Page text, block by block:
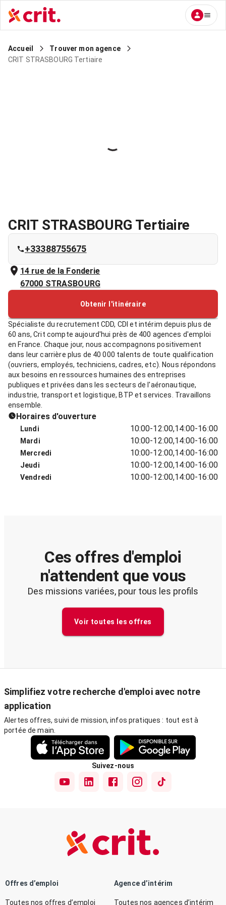
Accueil
Trouver mon agence
CRIT STRASBOURG Tertiaire
CRIT STRASBOURG Tertiaire
+33388755675
14 rue de la Fonderie
67000 STRASBOURG
Obtenir l'itinéraire
Spécialiste du recrutement CDD, CDI et intérim depuis plus de
60 ans, Crit compte aujourd'hui près de 400 agences d'emploi
en France. Chaque jour, nous accompagnons positivement
dans leur carrière plus de 40 000 talents de toute qualification
(ouvriers, employés, techniciens, cadres, etc). Nous répondons
aux besoins en ressources humaines des entreprises
publiques et privées dans les secteurs de l'aéronautique,
industrie, transport et logistique, BTP et services. Travaillons
ensemble.
Horaires d'ouverture
Lundi 10:00-12:00,14:00-16:00
Mardi 10:00-12:00,14:00-16:00
Mercredi 10:00-12:00,14:00-16:00
Jeudi 10:00-12:00,14:00-16:00
Vendredi 10:00-12:00,14:00-16:00
Ces offres d'emploi
n'attendent que vous
Des missions variées, pour tous les profils
Voir toutes les offres
Simplifiez votre recherche d'emploi avec notre
application
Alertes offres, suivi de mission, infos pratiques : tout est à
portée de main.
Suivez-nous
Offres d’emploi
Toutes nos offres d’emploi
Agence d’intérim
Toutes nos agences d’intérim